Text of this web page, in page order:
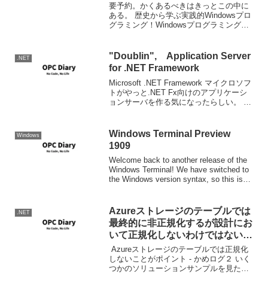
要予約。かくあるべきはきっとこの中に
ある。 歴史から学ぶ実践的Windowsプロ
グラミング！Windowsプログラミングの
2007/0...
.NET
"Doublin", Application Server
for .NET Framework
Microsoft .NET Framework マイクロソフ
トがやっと.NET Fx向けのアプリケーシ
ョンサーバを作る気になったらしい。 確
がステートレスであ...
Windows
Windows Terminal Preview
1909
Welcome back to another release of the
Windows Terminal! We have switched to
the Windows version syntax, so this is
.NET
Azureストレージのテーブルでは
最終的に非正規化するが設計にお
いて正規化しないわけではないと
思う
Azureストレージのテーブルでは正規化
しないことがポイント - かめログ２ いく
つかのソリューションサンプルを見た